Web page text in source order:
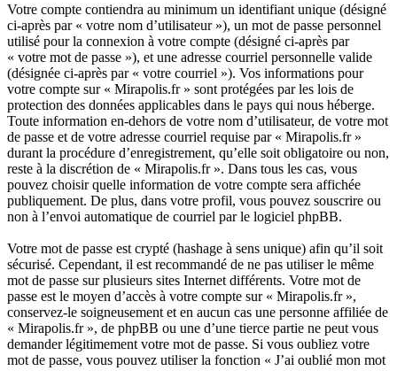
Votre compte contiendra au minimum un identifiant unique (désigné
ci-après par « votre nom d’utilisateur »), un mot de passe personnel
utilisé pour la connexion à votre compte (désigné ci-après par
« votre mot de passe »), et une adresse courriel personnelle valide
(désignée ci-après par « votre courriel »). Vos informations pour
votre compte sur « Mirapolis.fr » sont protégées par les lois de
protection des données applicables dans le pays qui nous héberge.
Toute information en-dehors de votre nom d’utilisateur, de votre mot
de passe et de votre adresse courriel requise par « Mirapolis.fr »
durant la procédure d’enregistrement, qu’elle soit obligatoire ou non,
reste à la discrétion de « Mirapolis.fr ». Dans tous les cas, vous
pouvez choisir quelle information de votre compte sera affichée
publiquement. De plus, dans votre profil, vous pouvez souscrire ou
non à l’envoi automatique de courriel par le logiciel phpBB.
Votre mot de passe est crypté (hashage à sens unique) afin qu’il soit
sécurisé. Cependant, il est recommandé de ne pas utiliser le même
mot de passe sur plusieurs sites Internet différents. Votre mot de
passe est le moyen d’accès à votre compte sur « Mirapolis.fr »,
conservez-le soigneusement et en aucun cas une personne affiliée de
« Mirapolis.fr », de phpBB ou une d’une tierce partie ne peut vous
demander légitimement votre mot de passe. Si vous oubliez votre
mot de passe, vous pouvez utiliser la fonction « J’ai oublié mon mot